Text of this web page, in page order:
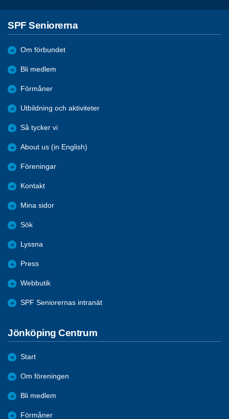
SPF Seniorerna
Om förbundet
Bli medlem
Förmåner
Utbildning och aktiviteter
Så tycker vi
About us (in English)
Föreningar
Kontakt
Mina sidor
Sök
Lyssna
Press
Webbutik
SPF Seniorernas intranät
Jönköping Centrum
Start
Om föreningen
Bli medlem
Förmåner